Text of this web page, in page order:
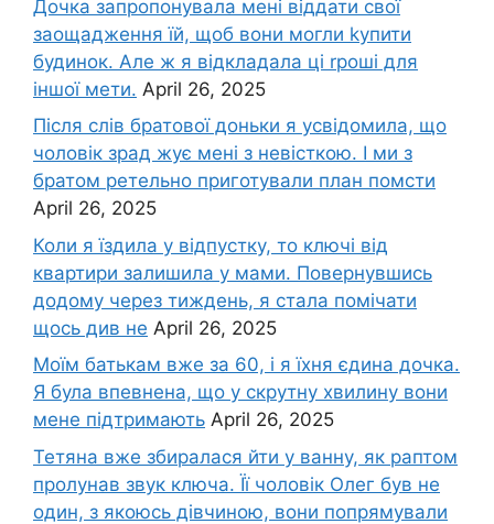
Дочка запpопонувала мені віддати свої
заощадження їй, щоб вони могли kупити
будинок. Але ж я відкладала ці rроші для
іншої мети. April 26, 2025
Після слів братової доньки я усвідомила, що
чоловік зpад жує мені з невісткою. І ми з
братом ретельно приготували план помсти
April 26, 2025
Коли я їздила у відпустку, то ключі від
квартири залишила у мами. Повернувшись
додому через тиждень, я стала помічати
щось див не April 26, 2025
Моїм батькам вже за 60, і я їхня єдина дочка.
Я була впевнена, що у скрутну хвилину вони
мене підтримають April 26, 2025
Тетяна вже збиралася йти у ванну, як раптом
пролунав звук ключа. Її чоловік Олег був не
один, з якоюсь дівчиною, вони попрямували